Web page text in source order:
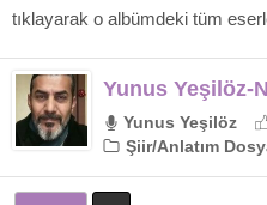
tıklayarak o albümdeki tüm
Yunus Yeşilöz-
Yunus Yeşilöz
Şiir/Anlatım